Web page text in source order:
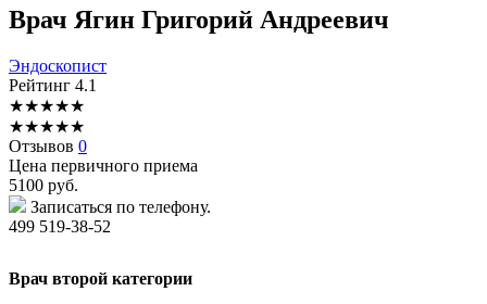
Врач Ягин Григорий Андреевич
Эндоскопист
Рейтинг 4.1
★★★★★
★★★★★
Отзывов 0
Цена первичного приема
5100 руб.
Записаться по телефону.
499 519-38-52
Врач второй категории